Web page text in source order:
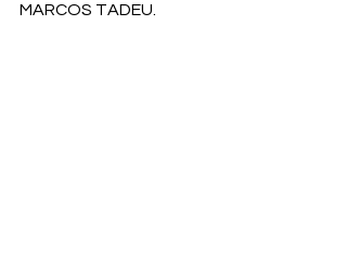
MARCOS TADEU.